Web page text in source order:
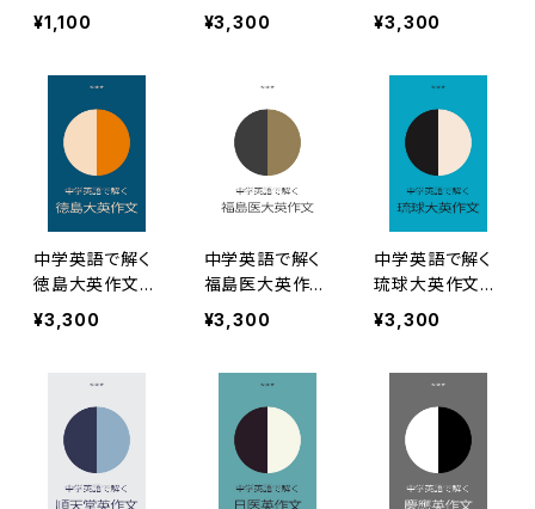
医学部医学科［2
022年度版］
¥1,100
022年度版］
¥3,300
022年度版］
¥3,300
中学英語で解く
徳島大英作文［2
022年度版］
¥3,300
中学英語で解く
福島医大英作文
［2022年度版］
¥3,300
中学英語で解く
琉球大英作文［2
022年度版］
¥3,300